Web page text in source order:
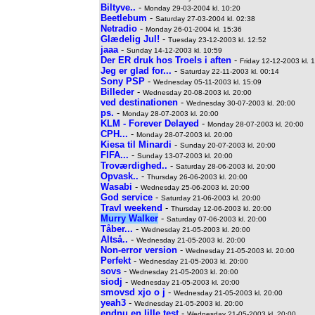
Biltyve.. - Monday 29-03-2004 kl. 10:20
Beetlebum - Saturday 27-03-2004 kl. 02:38
Netradio- Monday 26-01-2004 kl. 15:36
Glædelig Jul! - Tuesday 23-12-2003 kl. 12:52
jaaa- Sunday 14-12-2003 kl. 10:59
Der ER druk hos Troels i aften- Friday 12-12-2003 kl.
Jeg er glad for... - Saturday 22-11-2003 kl. 00:14
Sony PSP- Wednesday 05-11-2003 kl. 15:09
Billeder- Wednesday 20-08-2003 kl. 20:00
ved destinationen- Wednesday 30-07-2003 kl. 20:00
ps. - Monday 28-07-2003 kl. 20:00
KLM - Forever Delayed - Monday 28-07-2003 kl. 20:00
CPH... - Monday 28-07-2003 kl. 20:00
Kiesa til Minardi - Sunday 20-07-2003 kl. 20:00
FIFA... - Sunday 13-07-2003 kl. 20:00
Troværdighed.. - Saturday 28-06-2003 kl. 20:00
Opvask.. - Thursday 26-06-2003 kl. 20:00
Wasabi - Wednesday 25-06-2003 kl. 20:00
God service- Saturday 21-06-2003 kl. 20:00
Travl weekend - Thursday 12-06-2003 kl. 20:00
Murry Walker- Saturday 07-06-2003 kl. 20:00
Tåber... - Wednesday 21-05-2003 kl. 20:00
Altså.. - Wednesday 21-05-2003 kl. 20:00
Non-error version- Wednesday 21-05-2003 kl. 20:00
Perfekt- Wednesday 21-05-2003 kl. 20:00
sovs- Wednesday 21-05-2003 kl. 20:00
siodj - Wednesday 21-05-2003 kl. 20:00
smovsd xjo o j - Wednesday 21-05-2003 kl. 20:00
yeah3- Wednesday 21-05-2003 kl. 20:00